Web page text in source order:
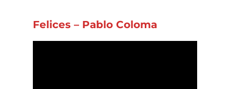
Felices – Pablo Coloma